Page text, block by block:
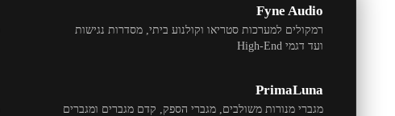
Fyne Audio
רמקולים למערכות סטריאו וקולנוע ביתי, מסדרות נגישות
ועד דגמי High-End
PrimaLuna
מגברי מנורות משולבים, מגברי הספק, קדם מגברים ומגברים